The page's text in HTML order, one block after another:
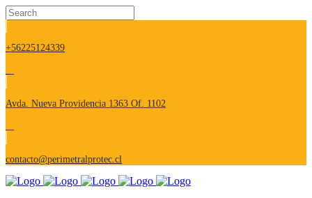
+56225124339
Avda. Nueva Providencia 1363 Of. 1102
contacto@perimetralprotec.cl